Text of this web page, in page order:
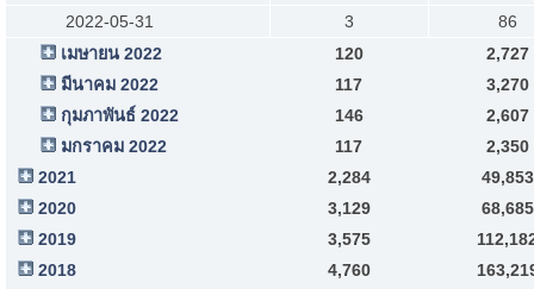
2022-05-31
3
86
เมษายน 2022
120
2,727
มีนาคม 2022
117
3,270
กุมภาพันธ์ 2022
146
2,607
มกราคม 2022
117
2,350
2021
2,284
49,853
2020
3,129
68,685
2019
3,575
2018
4,760